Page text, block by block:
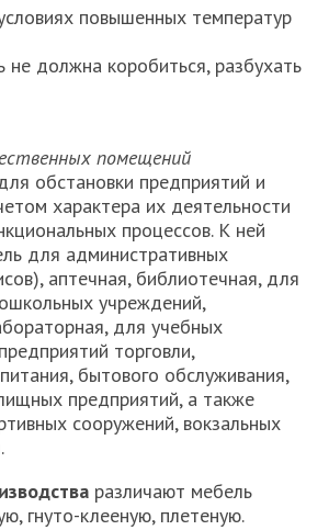
повышенных температур
не должна коробиться, разбухать
помещений
обстановки предприятий и
характера их деятельности
процессов. К ней
для административных
аптечная, библиотечная, для
учреж­дений,
для учебных
торговли,
бытового обслу­живания,
предприятий, а также
сооружений, вокзальных
различают мебель
гнуто-клееную, плетеную.